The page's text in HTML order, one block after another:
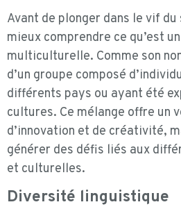
Avant de plonger dans le vif
mieux comprendre ce qu’est
multiculturelle. Comme son
d’un groupe composé
différents pays ou ayant été
cultures. Ce mélange offre un
d’innovation et de créativité,
générer des défis liés aux
et culturelles.
Diversité linguistique